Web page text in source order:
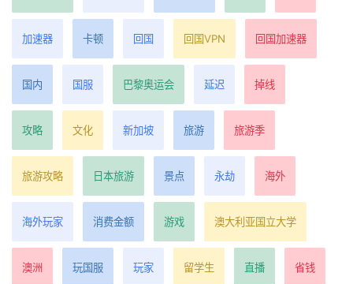
加速器 卡顿 回国 回国VPN 回国加速器
国内 国服 巴黎奥运会 延迟 掉线
攻略 文化 新加坡 旅游 旅游季
旅游攻略 日本旅游 景点 永劫 海外
海外玩家 消费金额 游戏 澳大利亚国立大学
澳洲 玩国服 玩家 留学生 直播 省钱